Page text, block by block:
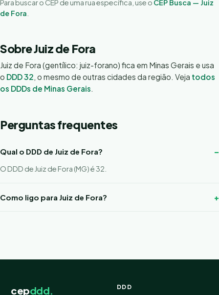
Para buscar o CEP de uma rua específica, use o CEP Busca — Juiz
de Fora
Sobre Juiz de Fora
Juiz de Fora (gentílico: juiz-forano) fica em Minas Gerais e usa
o DDD 32, o mesmo de outras cidades da região. Veja todos
os DDDs de Minas Gerais.
Perguntas frequentes
Qual o DDD de Juiz de Fora?
O DDD de Juiz de Fora (MG) é 32.
Como ligo para Juiz de Fora?
cepddd. DDD